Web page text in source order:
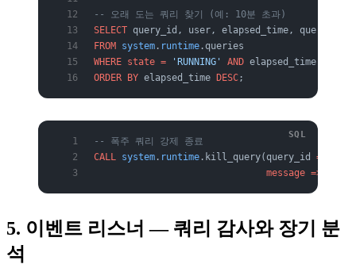
-- 오래 도는 쿼리 찾기 (예: 10분 초과)
SELECT query_id, user, elapsed_time, query
FROM system . runtime .queries
WHERE state = 'RUNNING' AND elapsed_time
ORDER BY elapsed_time DESC ;
-- 폭주 쿼리 강제 종료
CALL
system . runtime .kill_query(query_id =>
                               message
=>
5. 이벤트 리스너 — 쿼리 감사와 장기 분
석